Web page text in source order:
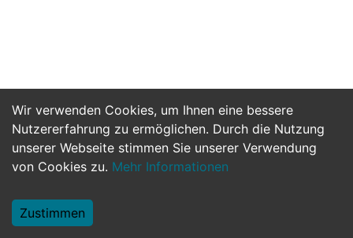
Wir verwenden Cookies, um Ihnen eine bessere
Nutzererfahrung zu ermöglichen. Durch die Nutzung
unserer Webseite stimmen Sie unserer Verwendung
von Cookies zu. Mehr Informationen
Zustimmen